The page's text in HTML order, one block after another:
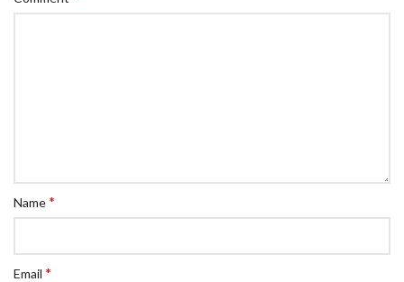
Name*
Email *